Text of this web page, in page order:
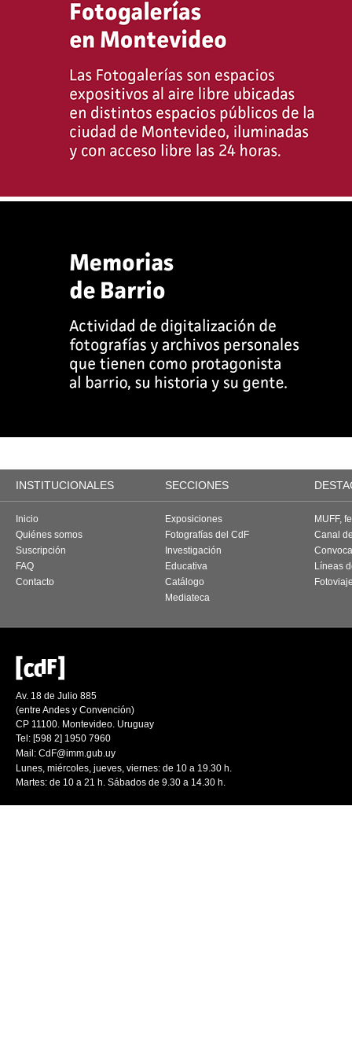
INSTITUCIONALES SECCIONES
Inicio
Quiénes somos
Suscripción
FAQ
Contacto
Exposiciones
Fotografías del CdF
Investigación
Educativa
Catálogo
Mediateca
MUFF,
Canal
Líneas
Av. 18 de Julio 885
(entre Andes y Convención)
CP 11100. Montevideo. Uruguay
Tel: [598 2] 1950 7960
Mail: CdF@imm.gub.uy
Lunes, miércoles, jueves, viernes: de 10 a 19.30 h.
Martes: de 10 a 21 h. Sábados de 9.30 a 14.30 h.